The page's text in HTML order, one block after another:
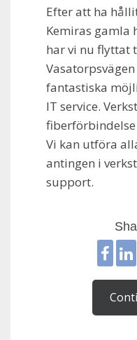
Efter att ha
Kemiras gamla
har vi nu flyttat
fantastiska
IT service.
Vi kan utföra
antingen i
support.